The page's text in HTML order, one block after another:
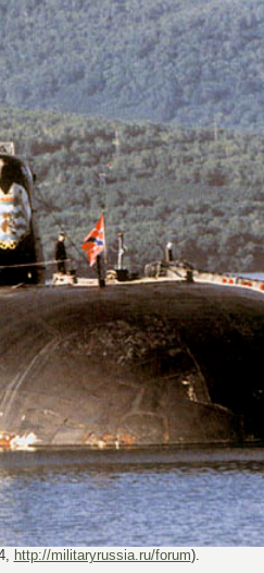
http://militaryrussia.ru/forum).